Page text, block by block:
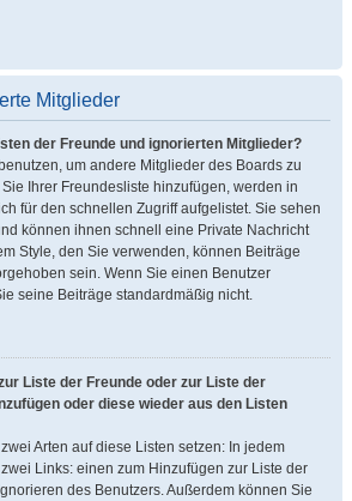
Mitglieder
der Freunde und ignorierten Mitglieder?
um andere Mitglieder des Boards zu
Ihrer Freundesliste hinzufügen, werden in
für den schnellen Zugriff aufgelistet. Sie sehen
können ihnen schnell eine Private Nachricht
Style, den Sie verwenden, können Beiträge
sein. Wenn Sie einen Benutzer
seine Beiträge standardmäßig nicht.
Liste der Freunde oder zur Liste der
oder diese wieder aus den Listen
Arten auf diese Listen setzen: In jedem
Links: einen zum Hinzufügen zur Liste der
des Benutzers. Außerdem können Sie